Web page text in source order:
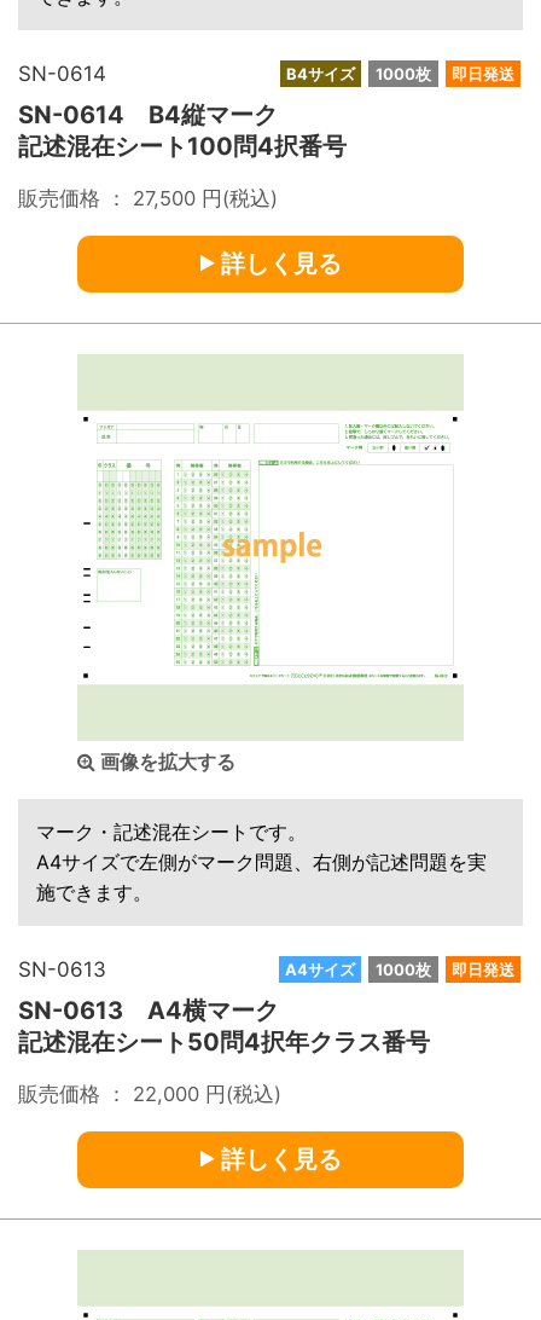
B4サイズ 1000枚 即日発送
SN-0614
SN-0614 B4縦マーク
記述混在シート100問4択番号
販売価格 ： 27,500 円(税込)
詳しく見る
画像を拡大する
マーク・記述混在シートです。
A4サイズで左側がマーク問題、右側が記述問題を実
施できます。
A4サイズ 1000枚 即日発送
SN-0613
SN-0613 A4横マーク
記述混在シート50問4択年クラス番号
販売価格 ： 22,000 円(税込)
詳しく見る